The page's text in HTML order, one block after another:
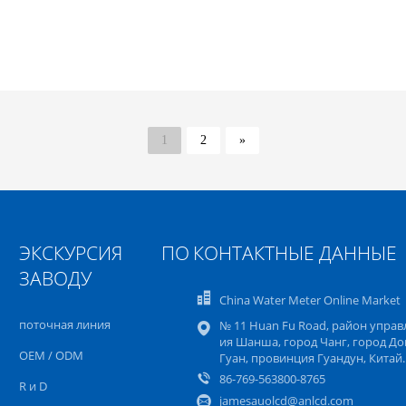
1 2 »
ЭКСКУРСИЯ ПО
ЗАВОДУ
поточная линия
OEM / ODM
R и D
КОНТАКТНЫЕ ДАННЫЕ
China Water Meter Online Market
№ 11 Huan Fu Road, район
ия Шанша, город Чанг, город
Гуан, провинция Гуандун, Китай.
86-769-563800-8765
jamesauolcd@anlcd.com